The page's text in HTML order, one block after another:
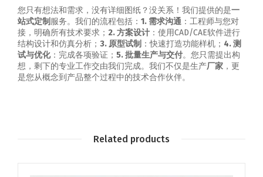
您只有想法和需求，没有详细图纸？没关系！我们提供的是一
站式定制 服务。我们的流程包括： 1. 需求沟通 ：工程师与您对
接，明确所有技术要求； 2. 方案设计 ：使用CAD/CAE软件进行
结构设计和仿真分析； 3. 原型试制 ：快速打造功能样机； 4. 测
试与优化：完成各项验证； 5. 批量生产与交付。您只需提出构
想，剩下的专业工作交由我们完成。我们不仅是生产厂家 ，更
是您从概念到产品整个过程中的技术合作伙伴。
Related products